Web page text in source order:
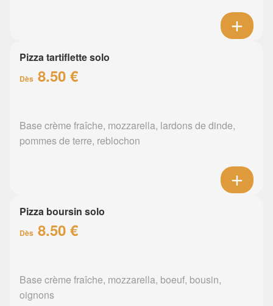
Pizza tartiflette solo
Dès 8.50 €
Base crème fraîche, mozzarella, lardons de dinde,
pommes de terre, reblochon
Pizza boursin solo
Dès 8.50 €
Base crème fraîche, mozzarella, boeuf, bousin,
oignons